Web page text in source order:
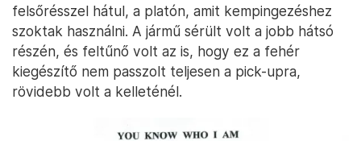
felsőrésszel hátul, a platón, amit kempingezéshez
szoktak használni. A jármű sérült volt a jobb hátsó
részén, és feltűnő volt az is, hogy ez a fehér
kiegészítő nem passzolt teljesen a pick-upra,
rövidebb volt a kelleténél.